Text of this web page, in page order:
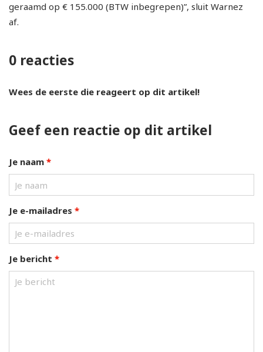
geraamd op € 155.000 (BTW inbegrepen)”, sluit Warnez
af.
0 reacties
Wees de eerste die reageert op dit artikel!
Geef een reactie op dit artikel
Je naam *
Je e-mailadres *
Je bericht *